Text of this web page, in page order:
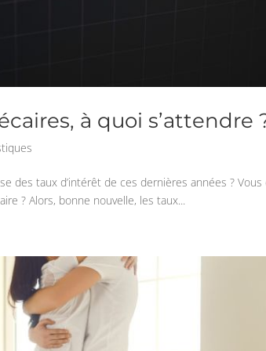
à quoi s’attendre
des taux d’intérêt de ces dernières années ? Vous
? Alors, bonne nouvelle, les taux...